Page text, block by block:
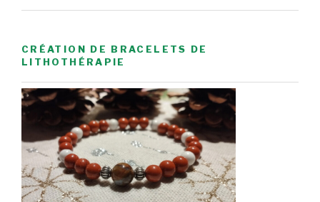
CRÉATION DE BRACELETS DE
LITHOTHÉRAPIE